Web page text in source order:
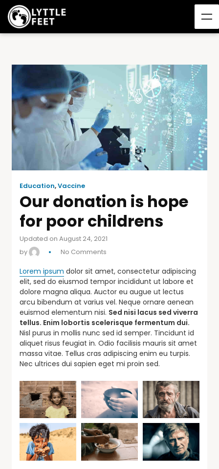
Education,Vaccine
Our donation is hope
for poor childrens
Updated on August 24, 2021
by
No Comments
Lorem ipsum dolor sit amet, consectetur adipiscing
elit, sed do eiusmod tempor incididunt ut labore et
dolore magna aliqua. Auctor eu augue ut lectus
arcu bibendum at varius vel. Neque ornare aenean
euismod elementum nisi. Sed nisi lacus sed viverra
tellus. Enim lobortis scelerisque fermentum dui.
Nisl purus in mollis nunc sed id semper. Tincidunt id
aliquet risus feugiat in. Odio facilisis mauris sit amet
massa vitae. Tellus cras adipiscing enim eu turpis.
Nec ultrices dui sapien eget mi proin sed.